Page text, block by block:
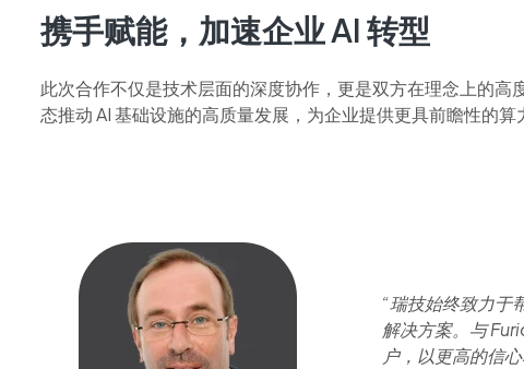
携手赋能，加速企业 AI 转型
此次合作不仅是技术层面的深度协作，更是双方在理念上的
态推动 AI 基础设施的高质量发展，为企业提供更具前瞻性的算
“瑞技始终致力于
解决方案。与
户，以更高的信